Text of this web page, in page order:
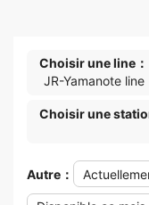
Choisir une line：
JR-Yamanote line
Choisir une
Autre：